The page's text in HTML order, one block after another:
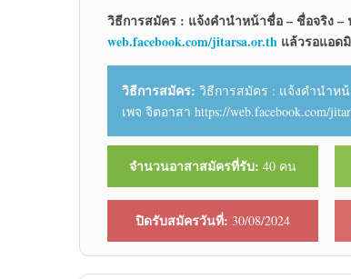
วิธีการสมัคร : แจ้งคำนำหน้าชื่อ – ชื่อจริง –
web.facebook.com/jitarsa.or.th แล้วรอแอด
วิธีการสมัคร: วิธีการสมัคร : แจ้งคำนำหน้
เพจ จิตอาสา https://web.facebook.com/
จำนวนอาสาสมัครที่รับ: 40 คน
ปิดรับสมัครวันที่: 30/08/2024